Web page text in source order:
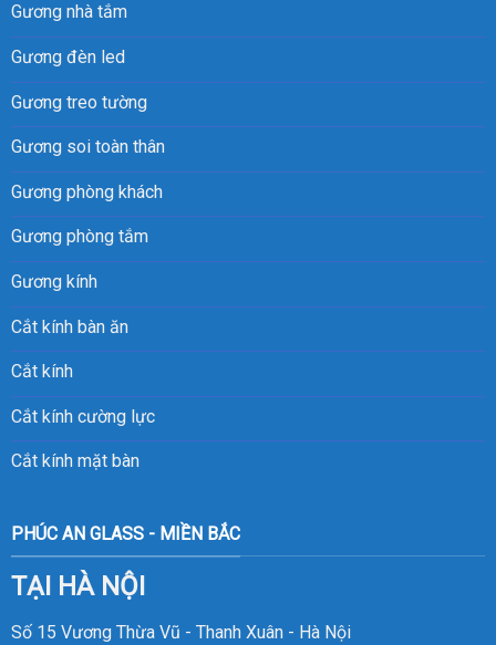
Gương nhà tắm
Gương đèn led
Gương treo tường
Gương soi toàn thân
Gương phòng khách
Gương phòng tắm
Gương kính
Cắt kính bàn ăn
Cắt kính
Cắt kính cường lực
Cắt kính mặt bàn
PHÚC AN GLASS - MIỀN BẮC
TẠI HÀ NỘI
Số 15 Vương Thừa Vũ - Thanh Xuân - Hà Nội